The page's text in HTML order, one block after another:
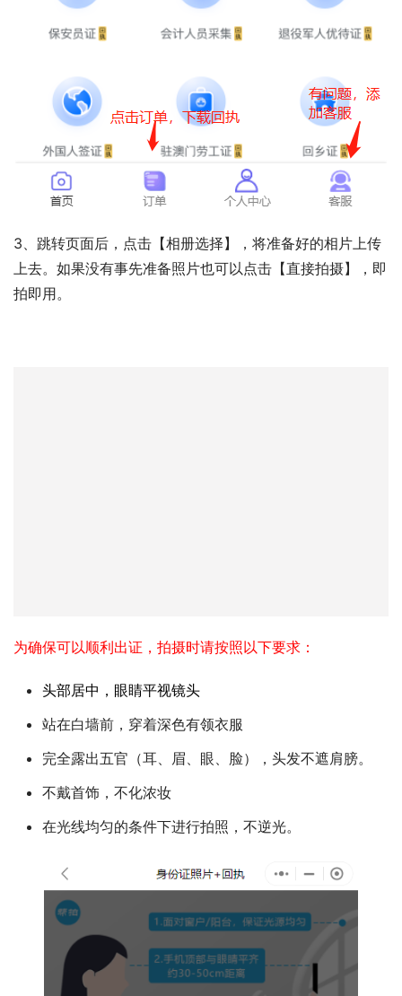
3、跳转页面后，点击【相册选择】，将准备好的相片上传
上去。如果没有事先准备照片也可以点击【直接拍摄】，即
拍即用。
为确保可以顺利出证，拍摄时请按照以下要求：
头部居中，眼睛平视镜头
站在白墙前，穿着深色有领衣服
完全露出五官（耳、眉、眼、脸），头发不遮肩膀。
不戴首饰，不化浓妆
在光线均匀的条件下进行拍照，不逆光。